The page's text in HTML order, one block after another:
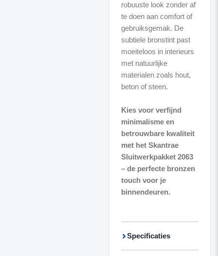
robuuste look zonder af
te doen aan comfort of
gebruiksgemak. De
subtiele bronstint past
moeiteloos in interieurs
met natuurlijke
materialen zoals hout,
beton of steen.
Kies voor verfijnd
minimalisme en
betrouwbare kwaliteit
met het Skantrae
Sluitwerkpakket 2063
– de perfecte bronzen
touch voor je
binnendeuren.
Specificaties